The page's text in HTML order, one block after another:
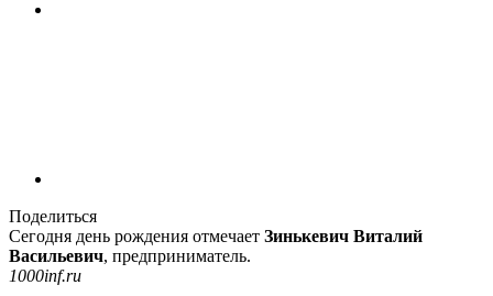
Поделиться
Сегодня день рождения отмечает Зинькевич Виталий
Васильевич, предприниматель.
1000inf.ru